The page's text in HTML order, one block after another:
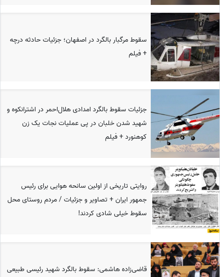
سقوط مرگبار بالگرد در اصفهان؛ جزئیات حادثه درچه
+ فیلم
جزئیات سقوط بالگرد امدادی هلال‌احمر در اشترانکوه و
شهید شدن خلبان در پی عملیات نجات یک زن
کوهنورد + فیلم
روایتی تاریخی از اولین سانحه هوایی برای رئیس
جمهور ایران + تصاویر و جزئیات / مردم روستای محل
سقوط خیلی شادی کردند!
قاضی‌زاده هاشمی: سقوط بالگرد شهید رئیسی طبیعی